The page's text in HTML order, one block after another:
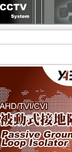
機
機
)
機(適用騎樓、室內外)
適用屋外，紅外線照射